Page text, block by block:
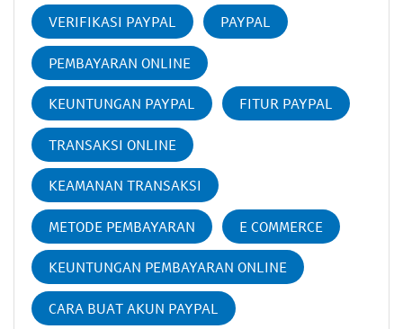
VERIFIKASI PAYPAL PAYPAL
PEMBAYARAN ONLINE
KEUNTUNGAN PAYPAL FITUR PAYPAL
TRANSAKSI ONLINE
KEAMANAN TRANSAKSI
METODE PEMBAYARAN E COMMERCE
KEUNTUNGAN PEMBAYARAN ONLINE
CARA BUAT AKUN PAYPAL